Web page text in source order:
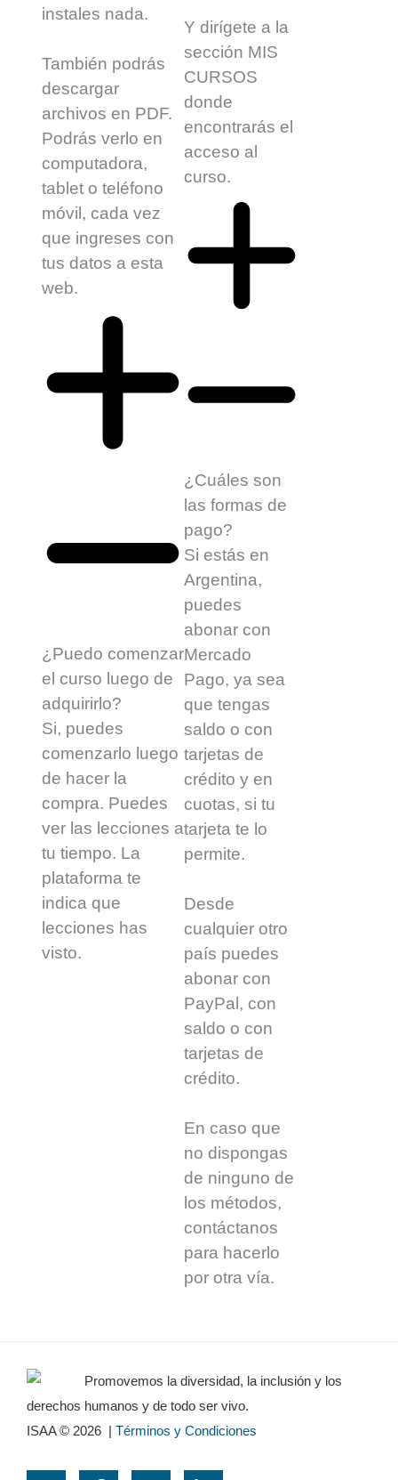
instales nada.
También podrás
descargar
archivos en PDF.
Podrás verlo en
computadora,
tablet o teléfono
móvil, cada vez
que ingreses con
tus datos a esta
web.
¿Puedo comenzar
el curso luego de
adquirirlo?
Si, puedes
comenzarlo luego
de hacer la
compra. Puedes
ver las lecciones a
tu tiempo. La
plataforma te
indica que
lecciones has
visto.
Y dirígete a la
sección MIS
CURSOS
donde
encontrarás el
acceso al
curso.
¿Cuáles son
las formas de
pago?
Si estás en
Argentina,
puedes
abonar con
Mercado
Pago, ya sea
que tengas
saldo o con
tarjetas de
crédito y en
cuotas, si tu
tarjeta te lo
permite.
Desde
cualquier otro
país puedes
abonar con
PayPal, con
saldo o con
tarjetas de
crédito.
En caso que
no dispongas
de ninguno de
los métodos,
contáctanos
para hacerlo
por otra vía.
Promovemos la diversidad, la inclusión y los
derechos humanos y de todo ser vivo.
ISAA © 2026 | Términos y Condiciones